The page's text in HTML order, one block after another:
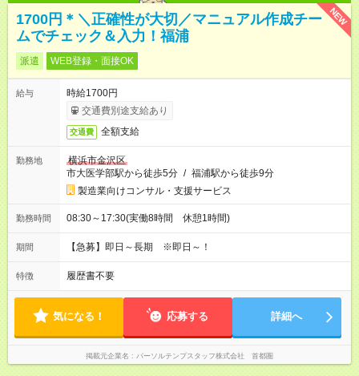
NEW
1700円＊＼正確性が大切／マニュアル作成チー
ムでチェック＆入力！福浦
派遣 WEB登録・面接OK
給与
時給1700円
交通費別途支給あり
交通費 全額支給
勤務地
横浜市金沢区
市大医学部駅から徒歩5分 / 福浦駅から徒歩9分
製造業向けコンサル・支援サービス
勤務時間 08:30～17:30(実働8時間 休憩1時間)
期間 【急募】即日～長期 ※即日～！
特徴 履歴書不要
気になる！ 応募する 詳細へ
掲載元企業名 パーソルテンプスタッフ株式会社 首都圏